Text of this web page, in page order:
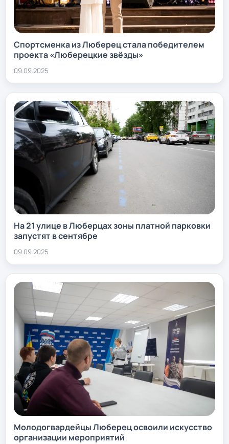
Спортсменка из Люберец стала победителем
проекта «Люберецкие звёзды»
09.09.2025
На 21 улице в Люберцах зоны платной парковки
запустят в сентябре
09.09.2025
Молодогвардейцы Люберец освоили искусство
организации мероприятий